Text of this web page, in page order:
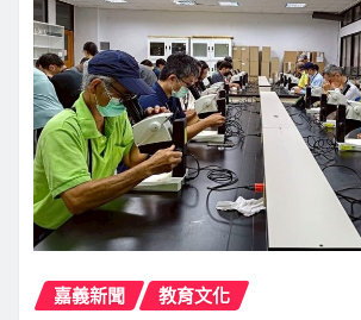
嘉義新聞 教育文化